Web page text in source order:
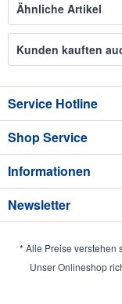
Ähnliche Artikel
Kunden kauften
Service Hotline
Shop Service
Informationen
Newsletter
* Alle Preise verstehen
Unser Onlineshop